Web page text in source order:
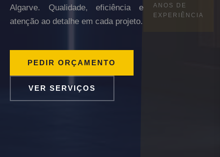
Algarve. Qualidade, eficiência e
atenção ao detalhe em cada projeto.
PEDIR ORÇAMENTO
VER SERVIÇOS
ANOS DE
EXPERIÊNCIA